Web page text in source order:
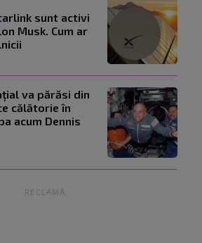
sunt activi
Musk. Cum ar
va părăsi din
călătorie în
acum Dennis
RECLAMĂ